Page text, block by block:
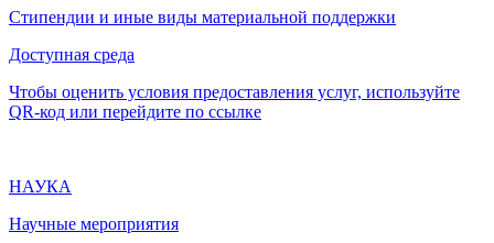
Стипендии и иные виды материальной поддержки
Доступная среда
Чтобы оценить условия предоставления услуг, используйте
QR-код или перейдите по ссылке
НАУКА
Научные мероприятия